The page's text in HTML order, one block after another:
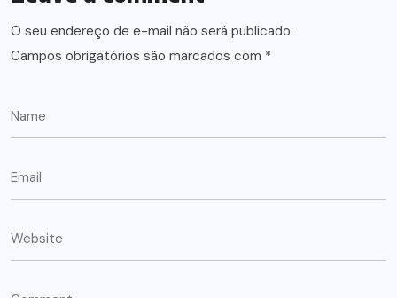
O seu endereço de e-mail não será publicado.
Campos obrigatórios são marcados com *